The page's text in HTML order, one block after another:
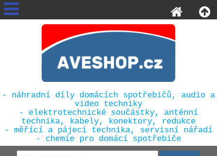
- náhradní díly domácích spotřebičů, audio a
video techniky
- elektrotechnické součástky, anténní
technika, kabely, konektory, redukce
- měřící a pájecí technika, servisní nářadí
- chemie pro domácí spotřebiče